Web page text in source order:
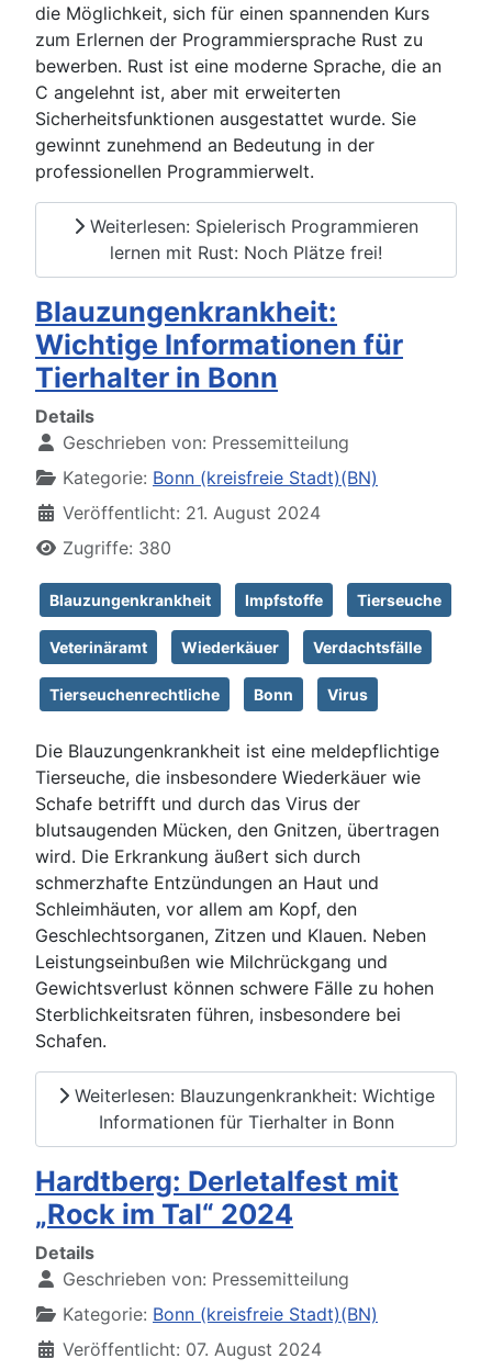
die Möglichkeit, sich für einen spannenden Kurs
zum Erlernen der Programmiersprache Rust zu
bewerben. Rust ist eine moderne Sprache, die an
C angelehnt ist, aber mit erweiterten
Sicherheitsfunktionen ausgestattet wurde. Sie
gewinnt zunehmend an Bedeutung in der
professionellen Programmierwelt.
Weiterlesen: Spielerisch Programmieren
lernen mit Rust: Noch Plätze frei!
Blauzungenkrankheit:
Wichtige Informationen für
Tierhalter in Bonn
Details
Geschrieben von: Pressemitteilung
Kategorie: Bonn (kreisfreie Stadt)(BN)
Veröffentlicht: 21. August 2024
Zugriffe: 380
Blauzungenkrankheit Impfstoffe Tierseuche
Veterinäramt Wiederkäuer Verdachtsfälle
Tierseuchenrechtliche Bonn Virus
Die Blauzungenkrankheit ist eine meldepflichtige
Tierseuche, die insbesondere Wiederkäuer wie
Schafe betrifft und durch das Virus der
blutsaugenden Mücken, den Gnitzen, übertragen
wird. Die Erkrankung äußert sich durch
schmerzhafte Entzündungen an Haut und
Schleimhäuten, vor allem am Kopf, den
Geschlechtsorganen, Zitzen und Klauen. Neben
Leistungseinbußen wie Milchrückgang und
Gewichtsverlust können schwere Fälle zu hohen
Sterblichkeitsraten führen, insbesondere bei
Schafen.
Weiterlesen: Blauzungenkrankheit: Wichtige
Informationen für Tierhalter in Bonn
Hardtberg: Derletalfest mit
„Rock im Tal“ 2024
Details
Geschrieben von: Pressemitteilung
Kategorie: Bonn (kreisfreie Stadt)(BN)
Veröffentlicht: 07. August 2024